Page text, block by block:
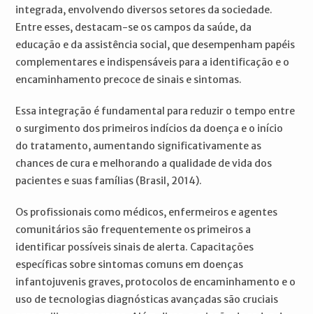
integrada, envolvendo diversos setores da sociedade.
Entre esses, destacam-se os campos da saúde, da
educação e da assistência social, que desempenham papéis
complementares e indispensáveis para a identificação e o
encaminhamento precoce de sinais e sintomas.
Essa integração é fundamental para reduzir o tempo entre
o surgimento dos primeiros indícios da doença e o início
do tratamento, aumentando significativamente as
chances de cura e melhorando a qualidade de vida dos
pacientes e suas famílias (Brasil, 2014).
Os profissionais como médicos, enfermeiros e agentes
comunitários são frequentemente os primeiros a
identificar possíveis sinais de alerta. Capacitações
específicas sobre sintomas comuns em doenças
infantojuvenis graves, protocolos de encaminhamento e o
uso de tecnologias diagnósticas avançadas são cruciais